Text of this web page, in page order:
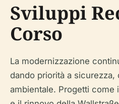
Sviluppi
Corso
La modernizzazione
dando priorità a
ambientale. Progetti come